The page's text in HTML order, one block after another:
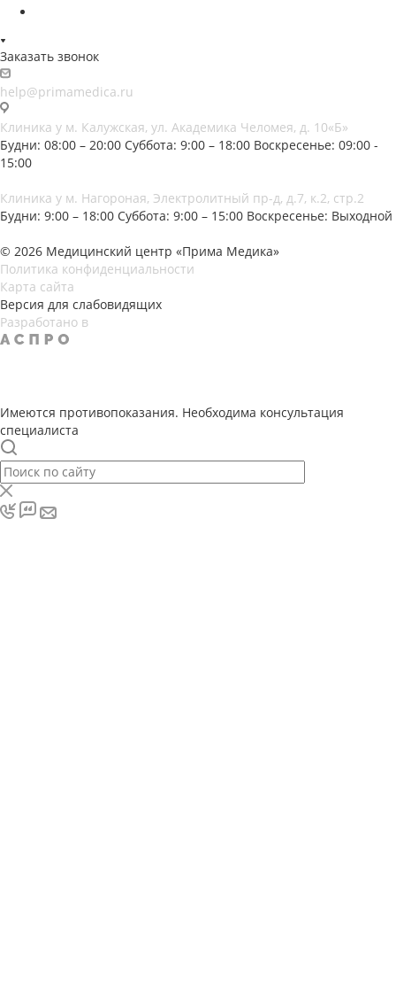
Заказать звонок
help@primamedica.ru
Клиника у м. Калужская, ул. Академика Челомея, д. 10«Б»
Будни: 08:00 – 20:00 Суббота: 9:00 – 18:00 Воскресенье: 09:00 -
15:00
Клиника у м. Нагороная, Электролитный пр-д, д.7, к.2, стр.2
Будни: 9:00 – 18:00 Суббота: 9:00 – 15:00 Воскресенье: Выходной
© 2026 Медицинский центр «Прима Медика»
Политика конфиденциальности
Карта сайта
Версия для слабовидящих
Разработано в
Имеются противопоказания. Необходима консультация
специалиста